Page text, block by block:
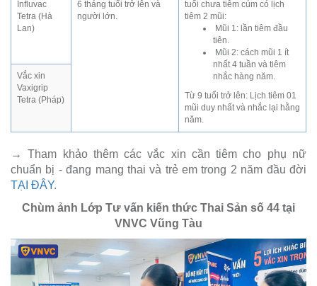
Influvac
Tetra (Hà
Lan)
6 tháng tuổi trở lên và
người lớn.
tuổi chưa tiêm cúm có lịch
tiêm 2 mũi:
Mũi 1: lần tiêm đầu
tiên.
Mũi 2: cách mũi 1 ít
nhất 4 tuần và tiêm
nhắc hàng năm.
Từ 9 tuổi trở lên: Lịch tiêm 01
mũi duy nhất và nhắc lại hằng
năm.
Vắc xin
Vaxigrip
Tetra (Pháp)
→ Tham khảo thêm các vắc xin cần tiêm cho phụ nữ
chuẩn bị - đang mang thai và trẻ em trong 2 năm đầu đời
TẠI ĐÂY.
Chùm ảnh Lớp Tư vấn kiến thức Thai Sản số 44 tại
VNVC Vũng Tàu